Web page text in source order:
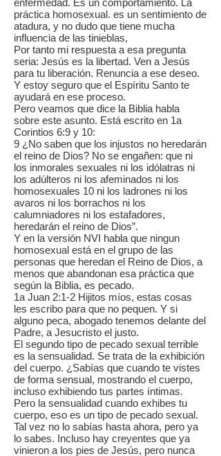
enfermedad. Es un comportamiento. La
práctica homosexual. es un sentimiento de
atadura, y no dudo que tiene mucha
influencia de las tinieblas,
Por tanto mi respuesta a esa pregunta
seria: Jesús es la libertad. Ven a Jesús
para tu liberación. Renuncia a ese deseo.
Y estoy seguro que el Espíritu Santo te
ayudará en ese proceso.
Pero veamos que dice la Biblia habla
sobre este asunto. Está escrito en 1a
Corintios 6:9 y 10:
9 ¿No saben que los injustos no heredarán
el reino de Dios? No se engañen: que ni
los inmorales sexuales ni los idólatras ni
los adúlteros ni los afeminados ni los
homosexuales 10 ni los ladrones ni los
avaros ni los borrachos ni los
calumniadores ni los estafadores,
heredarán el reino de Dios”.
Y en la versión NVI habla que ningun
homosexual está en el grupo de las
personas que heredan el Reino de Dios, a
menos que abandonan esa práctica que
según la Biblia, es pecado.
1a Juan 2:1-2 Hijitos míos, estas cosas
les escribo para que no pequen. Y si
alguno peca, abogado tenemos delante del
Padre, a Jesucristo el justo.
El segundo tipo de pecado sexual terrible
es la sensualidad. Se trata de la exhibición
del cuerpo. ¿Sabías que cuando te vistes
de forma sensual, mostrando el cuerpo,
incluso exhibiendo tus partes íntimas.
Pero la sensualidad cuando exhibes tu
cuerpo, eso es un tipo de pecado sexual.
Tal vez no lo sabías hasta ahora, pero ya
lo sabes. Incluso hay creyentes que ya
vinieron a los pies de Jesús, pero nunca